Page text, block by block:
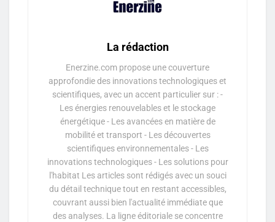
La rédaction
Enerzine.com propose une couverture
approfondie des innovations technologiques et
scientifiques, avec un accent particulier sur : -
Les énergies renouvelables et le stockage
énergétique - Les avancées en matière de
mobilité et transport - Les découvertes
scientifiques environnementales - Les
innovations technologiques - Les solutions pour
l'habitat Les articles sont rédigés avec un souci
du détail technique tout en restant accessibles,
couvrant aussi bien l'actualité immédiate que
des analyses. La ligne éditoriale se concentre